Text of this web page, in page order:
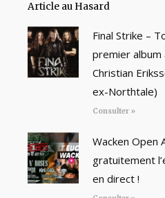
Article au Hasard
Final Strike –
premier album
Christian
ex-Northtale)
Consulter »
Wacken Open
gratuitement
en direct !